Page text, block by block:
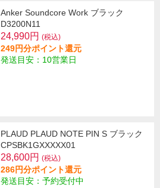
Anker Soundcore Work ブラック
D3200N11
24,990円 (税込)
249円分ポイント還元
発送目安：10営業日
PLAUD PLAUD NOTE PIN S ブラック
CPSBK1GXXXXX01
28,600円 (税込)
286円分ポイント還元
発送目安：予約受付中